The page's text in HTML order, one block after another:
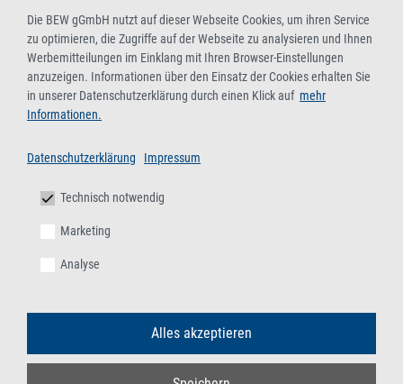
Aktualisierung der Fachkunde für Sammler/-innen,
Beförderer/-innen, Händler/-innen, Makler/-innen und
Entsorger/-innen gefährlicher Abfälle (mit bundesweiter
behördlicher Anerkennung)
08.-09.09.2026
13.-14.10.2026/03.-04.11.2026
Fachkunde gemäß § 4 Deponieverordnung –
Grundlehrgang
Mit bundesweit geltenden behördlichen Anerkennungen als
Auffrischungslehrgang gemäß § 9 EfbV und § 5 AbfAEV
08.-09.09.2026,Online-Live-Seminar
BEW-Duisburg
Die BEW gGmbH nutzt auf dieser Webseite Cookies, um ihren Service
zu optimieren, die Zugriffe auf der Webseite zu analysieren und Ihnen
Werbemitteilungen im Einklang mit Ihren Browser-Einstellungen
anzuzeigen. Informationen über den Einsatz der Cookies erhalten Sie
in unserer Datenschutzerklärung durch einen Klick auf mehr
Informationen.
Datenschutzerklärung Impressum
Technisch notwendig
Marketing
Analyse
Alles akzeptieren